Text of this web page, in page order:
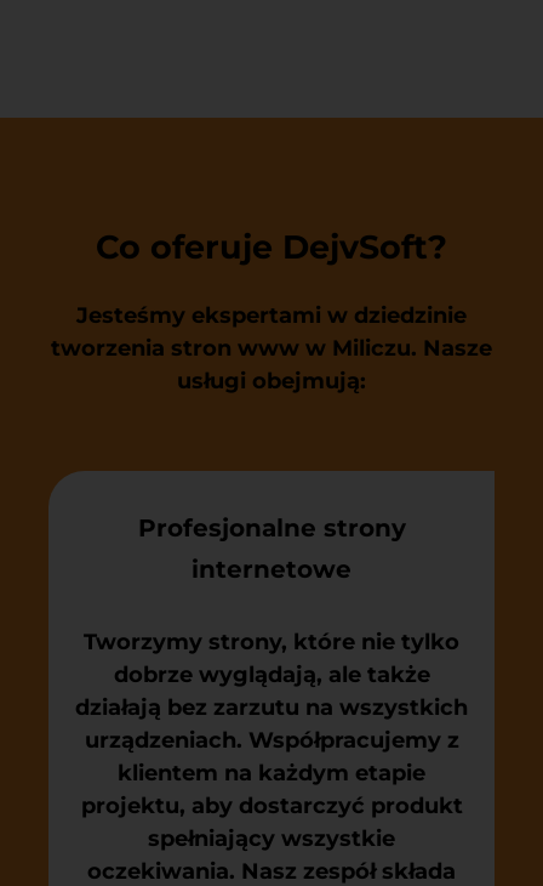
Co oferuje DejvSoft?
Jesteśmy ekspertami w dziedzinie
tworzenia stron www w Miliczu. Nasze
usługi obejmują:
Profesjonalne strony
internetowe
Tworzymy strony, które nie tylko
dobrze wyglądają, ale także
działają bez zarzutu na wszystkich
urządzeniach. Współpracujemy z
klientem na każdym etapie
projektu, aby dostarczyć produkt
spełniający wszystkie
oczekiwania. Nasz zespół składa